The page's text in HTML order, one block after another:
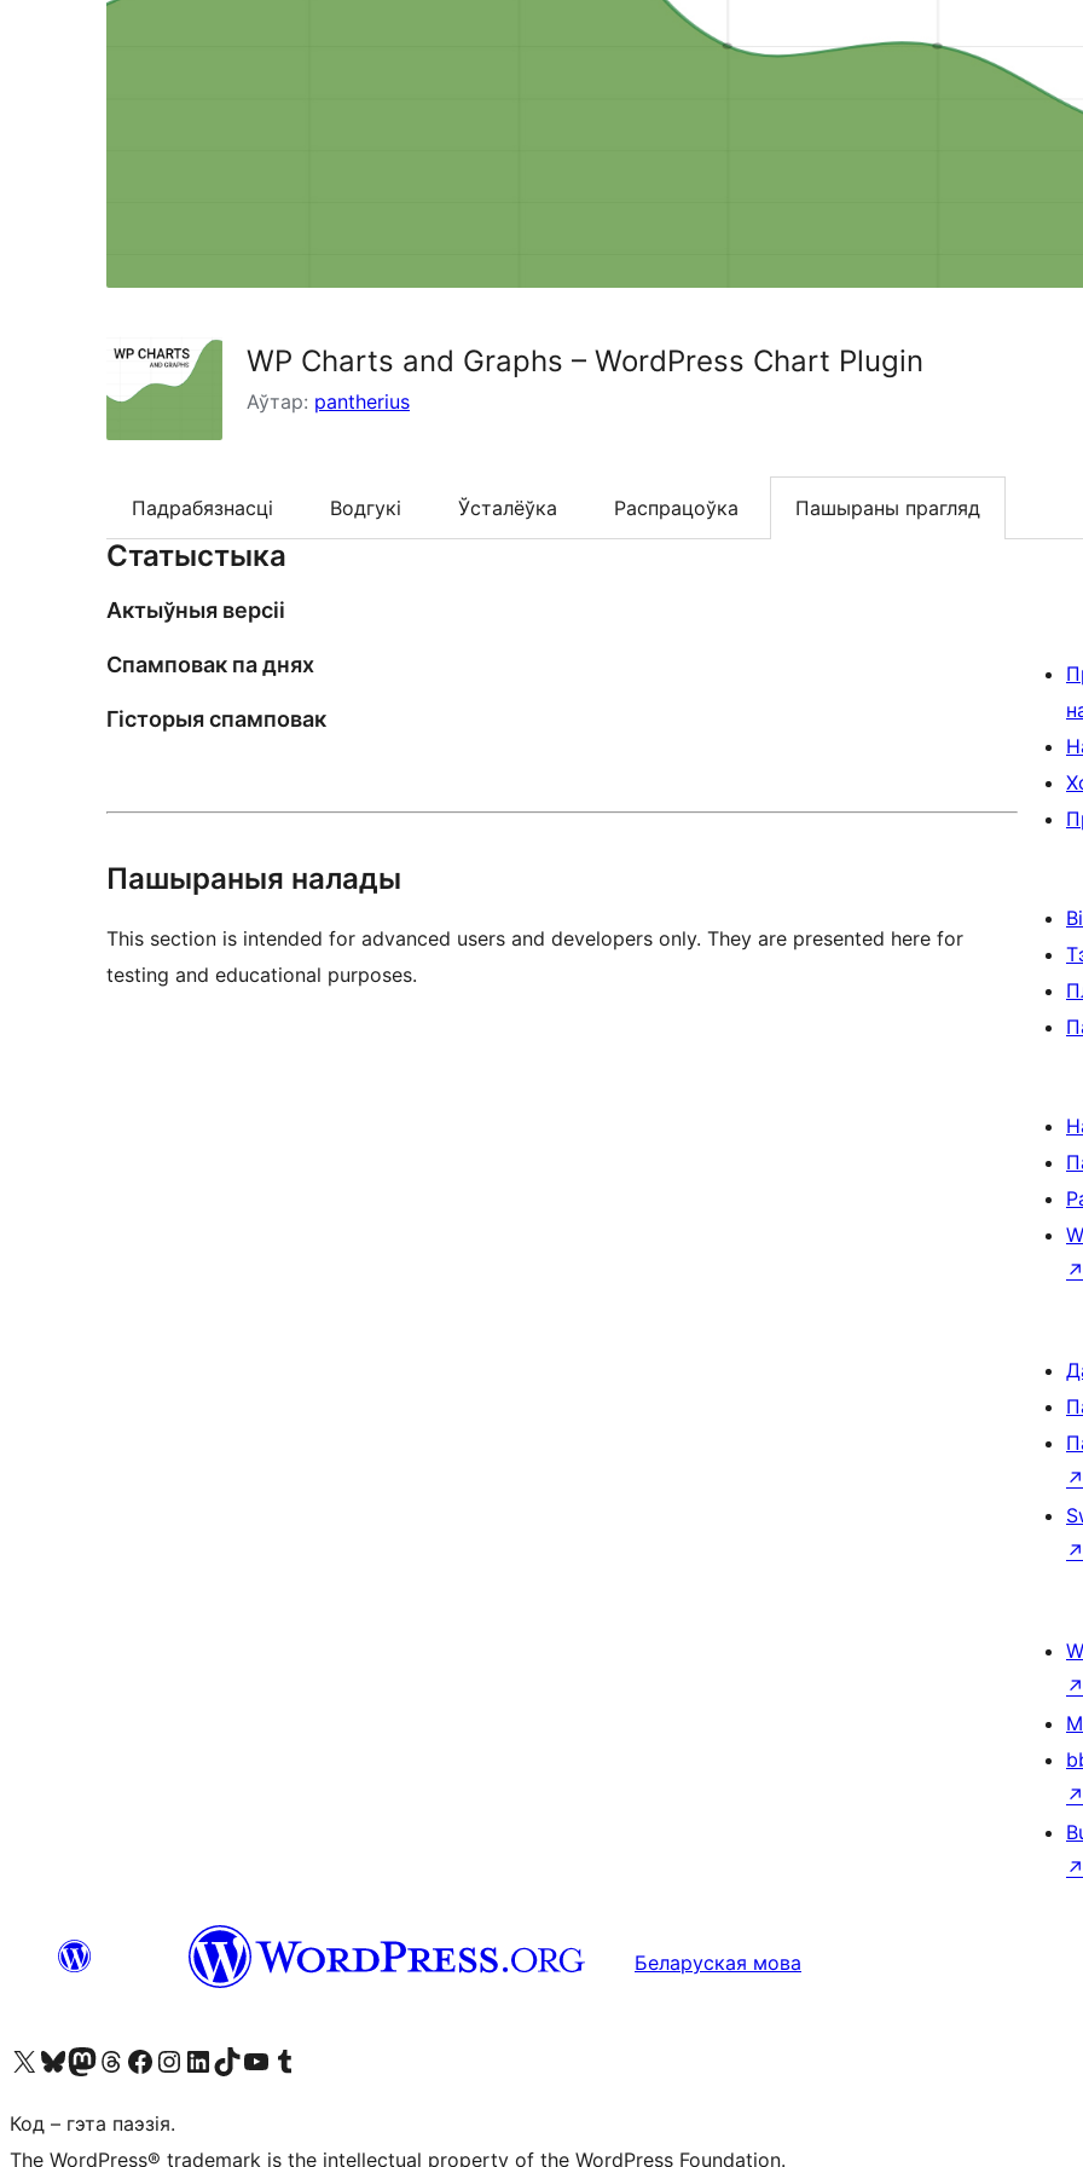
WP Charts and Graphs – WordPress Chart Plugin
Аўтар: pantherius
Падрабязнасці Водгукі Ўсталёўка Распрацоўка Пашыраны прагляд
Статыстыка
Актыўныя версіі
Спамповак па днях
Гісторыя спамповак
Пашыраныя налады
This section is intended for advanced users and developers only. They are presented here for
testing and educational purposes.
↗
↗
↗
↗
↗
↗
Беларуская мова
Наведайце наш акаўнт у X (былы Twitter)
Visit our Bluesky account
Visit our Mastodon account
Visit our Threads account
Наведаеце нашу старонку на Facebook
Наведайце наш Instagram
Наведайце нашу старонку ў LinkedIn
Visit our TikTok account
Наведайце наш YouTube каналVisit our Tumblr account
Код – гэта паэзія.
The WordPress® trademark is the intellectual property of the WordPress Foundation.